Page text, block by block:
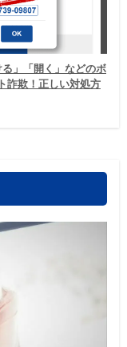
」「開く」などのボ
詐欺！正しい対処方